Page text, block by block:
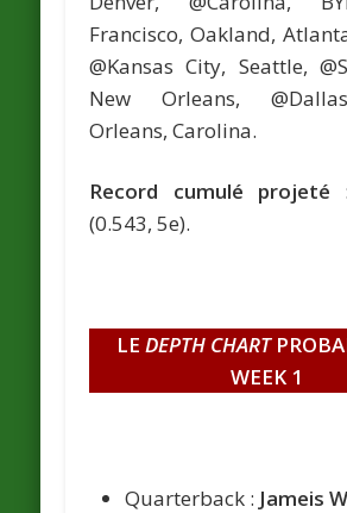
Francisco, Oakland,
@Kansas City, Seattle,
New Orleans,
Orleans, Carolina.
Record cumulé projeté
(0.543, 5e).
LE DEPTH CHART
WEEK 1
Quarterback : Jameis